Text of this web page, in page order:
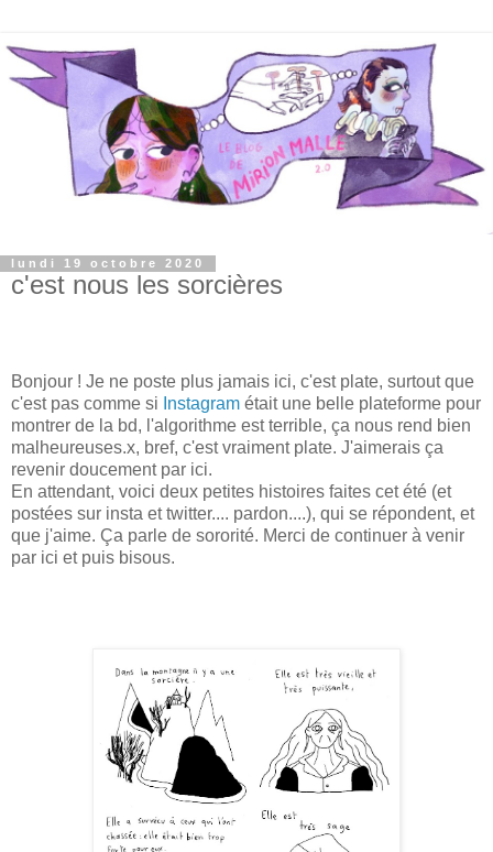
lundi 19 octobre 2020
c'est nous les sorcières
Bonjour ! Je ne poste plus jamais ici, c'est plate, surtout que
c'est pas comme si Instagram était une belle plateforme pour
montrer de la bd, l'algorithme est terrible, ça nous rend bien
malheureuses.x, bref, c'est vraiment plate. J'aimerais ça
revenir doucement par ici.
En attendant, voici deux petites histoires faites cet été (et
postées sur insta et twitter.... pardon....), qui se répondent, et
que j'aime. Ça parle de sororité. Merci de continuer à venir
par ici et puis bisous.